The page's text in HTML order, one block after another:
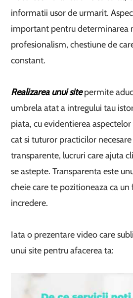
informatii usor de urmarit.
important pentru determinarea
profesionalism, chestiune de
constant.
Realizarea unui sitepermite
umbrela atat a intregului tau
piata, cu evidentierea
cat si tuturor practicilor
transparente, lucruri care ajuta
se astepte. Transparenta este
cheie care te pozitioneaza ca
incredere.
Iata o prezentare video care
unui site pentru afacerea ta: